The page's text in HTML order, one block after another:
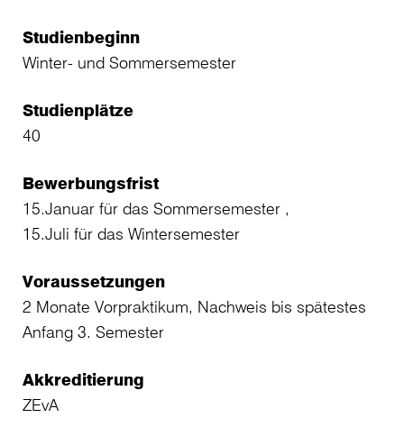
Studienbeginn
Winter- und Sommersemester
Studienplätze
40
Bewerbungsfrist
15.Januar für das Sommersemester ,
15.Juli für das Wintersemester
Voraussetzungen
2 Monate Vorpraktikum, Nachweis bis spätestes
Anfang 3. Semester
Akkreditierung
ZEvA